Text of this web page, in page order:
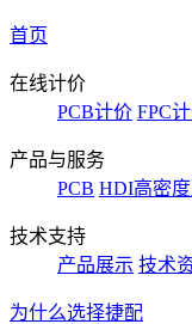
首页
在线计价
PCB计价 FPC
产品与服务
PCB HDI高密
技术支持
产品展示 技术
为什么选择捷配